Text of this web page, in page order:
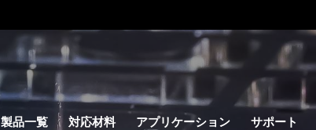
製品一覧 対応材料 アプリケーション サポート